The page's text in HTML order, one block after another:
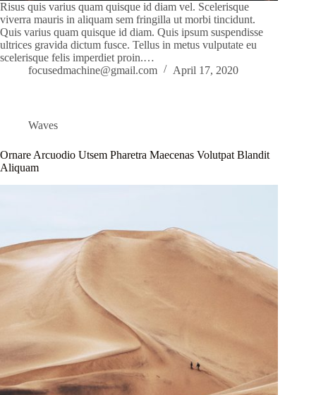
Risus quis varius quam quisque id diam vel. Scelerisque
viverra mauris in aliquam sem fringilla ut morbi tincidunt.
Quis varius quam quisque id diam. Quis ipsum suspendisse
ultrices gravida dictum fusce. Tellus in metus vulputate eu
scelerisque felis imperdiet proin.…
focusedmachine@gmail.com
April 17, 2020
Waves
Ornare Arcuodio Utsem Pharetra Maecenas Volutpat Blandit
Aliquam